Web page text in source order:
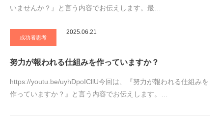
いませんか？』と言う内容でお伝えします。最…
成功者思考
2025.06.21
努力が報われる仕組みを作っていますか？
https://youtu.be/uyhDpoICllU今回は、『努力が報われる仕組みを
作っていますか？』と言う内容でお伝えします。…